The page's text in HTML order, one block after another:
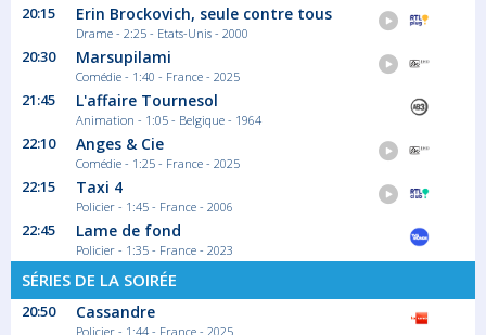
20:15 Erin Brockovich, seule contre tous
Drame - 2:25 - Etats-Unis - 2000
20:30 Marsupilami
Comédie - 1:40 - France - 2025
21:45 L'affaire Tournesol
Animation - 1:05 - Belgique - 1964
22:10 Anges & Cie
Comédie - 1:25 - France - 2025
22:15 Taxi 4
Policier - 1:45 - France - 2006
22:45 Lame de fond
Policier - 1:35 - France - 2023
SÉRIES DE LA SOIRÉE
20:50 Cassandre
Policier - 1:44 - France - 2025